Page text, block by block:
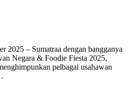
2025 – Sumatraa dengan bangganya
Negara & Foodie Fiesta 2025,
pelbagai usahawan